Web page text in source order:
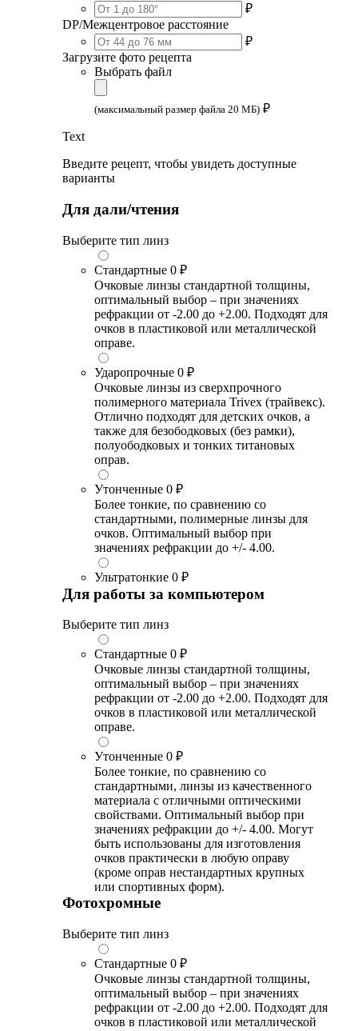
₽
DP/Межцентровое расстояние
₽
Загрузите фото рецепта
Выбрать файл
(максимальный размер файла 20 МБ) ₽
Text
Введите рецепт, чтобы увидеть доступные
варианты
Для дали/чтения
Выберите тип линз
Стандартные 0 ₽
Очковые линзы стандартной толщины,
оптимальный выбор – при значениях
рефракции от -2.00 до +2.00. Подходят для
очков в пластиковой или металлической
оправе.
Ударопрочные 0 ₽
Очковые линзы из сверхпрочного
полимерного материала Trivex (трайвекс).
Отлично подходят для детских очков, а
также для безободковых (без рамки),
полуободковых и тонких титановых
оправ.
Утонченные 0 ₽
Более тонкие, по сравнению со
стандартными, полимерные линзы для
очков. Оптимальный выбор при
значениях рефракции до +/- 4.00.
Ультратонкие 0 ₽
Для работы за компьютером
Выберите тип линз
Стандартные 0 ₽
Очковые линзы стандартной толщины,
оптимальный выбор – при значениях
рефракции от -2.00 до +2.00. Подходят для
очков в пластиковой или металлической
оправе.
Утонченные 0 ₽
Более тонкие, по сравнению со
стандартными, линзы из качественного
материала с отличными оптическими
свойствами. Оптимальный выбор при
значениях рефракции до +/- 4.00. Могут
быть использованы для изготовления
очков практически в любую оправу
(кроме оправ нестандартных крупных
или спортивных форм).
Фотохромные
Выберите тип линз
Стандартные 0 ₽
Очковые линзы стандартной толщины,
оптимальный выбор – при значениях
рефракции от -2.00 до +2.00. Подходят для
очков в пластиковой или металлической